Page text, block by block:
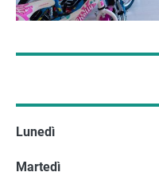
Lunedì
Martedì